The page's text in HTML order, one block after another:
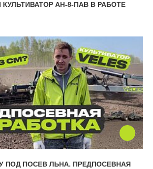
АН-8-ПАВ В РАБОТЕ
ПОД ПОСЕВ ЛЬНА. ПРЕДПОСЕВНАЯ